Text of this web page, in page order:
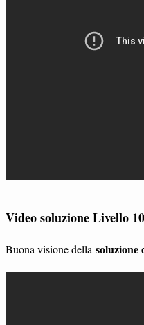
Video soluzione Livello
Buona visione della